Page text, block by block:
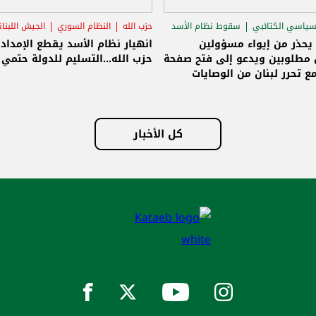
الكتائبي
سقوط نظام الأسد
الرئاسي
يحذر من إيواء مسؤولين
مطلوبين ويدعو إلى فتح صفحة
تحرر لبنان من الوصايات
حزب الله النظام السوري الجيش
انهيار نظام الأسد يقطع
حزب الله...التسليم للدولة حتمي
كل الأخبار